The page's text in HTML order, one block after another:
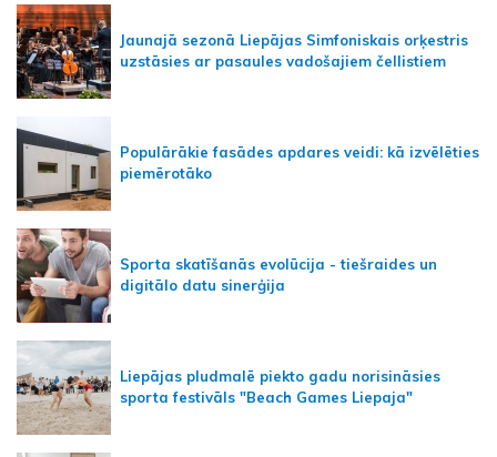
Jaunajā sezonā Liepājas Simfoniskais orķestris
uzstāsies ar pasaules vadošajiem čellistiem
Populārākie fasādes apdares veidi: kā izvēlēties
piemērotāko
Sporta skatīšanās evolūcija - tiešraides un
digitālo datu sinerģija
Liepājas pludmalē piekto gadu norisināsies
sporta festivāls "Beach Games Liepaja"